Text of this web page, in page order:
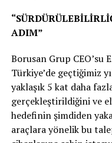
ADIM”
Borusan Grup CEO’su
Türkiye’de geçtiğimiz
yaklaşık 5 kat daha
gerçekleştirildiğini ve
hedefinin şimdiden
araçlara yönelik bu